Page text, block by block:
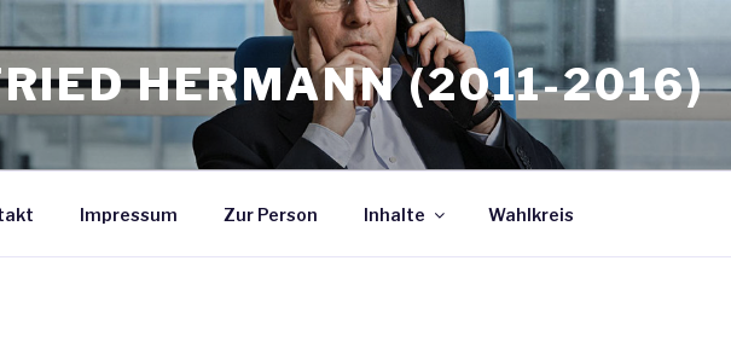
HERMANN (2011-2016)
Impressum Zur Person Inhalte Wahlkreis